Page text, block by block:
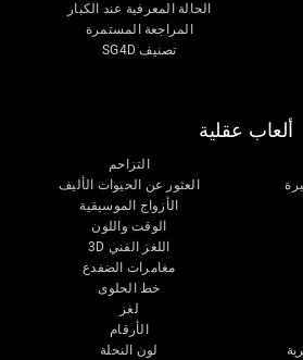
الحالة المعرفية عند الكبار
المراجعة المستمرة
تصنيف SG4D
ألعاب عقلية
التزاحم
العثور عن الحيوات الأليف
الأزواج الموسيقية
الوقت واللون
اللغز الفني 3D
مغامرات الضفدع
خط الحلوى
لغز
الأرقام
لون النحلة